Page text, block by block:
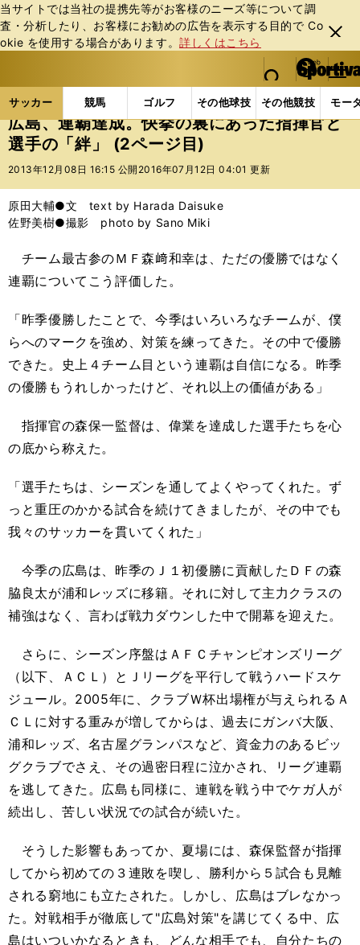
当サイトでは当社の提携先等がお客様のニーズ等について調
査・分析したり、お客様にお勧めの広告を表⽰する⽬的で Co
okie を使⽤する場合があります。詳しくはこちら
閉じ
る
web Sportiva (webスポルティーバ)
検索
マイペ
ー
ジ
メニュ
サッカー 競馬 ゴルフ その他球技 その他競技 モー
ス
ポ
ル
バ
サッカーの記事一覧 Jリーグ他 Jリーグ 広島、
広島、連覇達成。快挙の裏にあった指揮官と
選手の「絆」 (2ページ目)
2013年12月08日 16:15 公開 2016年07月12日 04:01 更新
原田大輔●文 text by Harada Daisuke
佐野美樹●撮影 photo by Sano Miki
チーム最古参のＭＦ森﨑和幸は、ただの優勝ではなく
連覇についてこう評価した。
「昨季優勝したことで、今季はいろいろなチームが、僕
らへのマークを強め、対策を練ってきた。その中で優勝
できた。史上４チーム目という連覇は自信になる。昨季
の優勝もうれしかったけど、それ以上の価値がある」
指揮官の森保一監督は、偉業を達成した選手たちを心
の底から称えた。
「選手たちは、シーズンを通してよくやってくれた。ず
っと重圧のかかる試合を続けてきましたが、その中でも
我々のサッカーを貫いてくれた」
今季の広島は、昨季のＪ１初優勝に貢献したＤＦの森
脇良太が浦和レッズに移籍。それに対して主力クラスの
補強はなく、言わば戦力ダウンした中で開幕を迎えた。
さらに、シーズン序盤はＡＦＣチャンピオンズリーグ
（以下、ＡＣＬ）とＪリーグを平行して戦うハードスケ
ジュール。2005年に、クラブＷ杯出場権が与えられるＡ
ＣＬに対する重みが増してからは、過去にガンバ大阪、
浦和レッズ、名古屋グランパスなど、資金力のあるビッ
グクラブでさえ、その過密日程に泣かされ、リーグ連覇
を逃してきた。広島も同様に、連戦を戦う中でケガ人が
続出し、苦しい状況での試合が続いた。
そうした影響もあってか、夏場には、森保監督が指揮
してから初めての３連敗を喫し、勝利から５試合も見離
される窮地にも立たされた。しかし、広島はブレなかっ
た。対戦相手が徹底して"広島対策"を講じてくる中、広
島はいついかなるときも、どんな相手でも、自分たちの